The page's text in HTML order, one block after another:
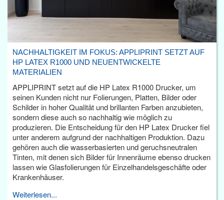
NACHHALTIGKEIT IM FOKUS: APPLIPRINT SETZT AUF
HP LATEX R1000 UND NEUENTWICKELTE
MATERIALIEN
APPLIPRINT setzt auf die HP Latex R1000 Drucker, um
seinen Kunden nicht nur Folierungen, Platten, Bilder oder
Schilder in hoher Qualität und brillanten Farben anzubieten,
sondern diese auch so nachhaltig wie möglich zu
produzieren. Die Entscheidung für den HP Latex Drucker fiel
unter anderem aufgrund der nachhaltigen Produktion. Dazu
gehören auch die wasserbasierten und geruchsneutralen
Tinten, mit denen sich Bilder für Innenräume ebenso drucken
lassen wie Glasfolierungen für Einzelhandelsgeschäfte oder
Krankenhäuser.
Weiterlesen...